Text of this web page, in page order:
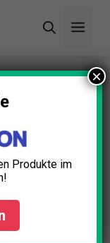
Produkte im
×